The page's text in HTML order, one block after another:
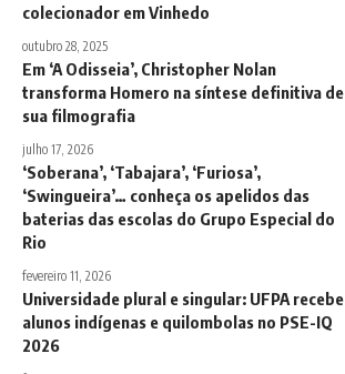
colecionador em Vinhedo
outubro 28, 2025
Em ‘A Odisseia’, Christopher Nolan
transforma Homero na síntese definitiva de
sua filmografia
julho 17, 2026
‘Soberana’, ‘Tabajara’, ‘Furiosa’,
‘Swingueira’… conheça os apelidos das
baterias das escolas do Grupo Especial do
Rio
fevereiro 11, 2026
Universidade plural e singular: UFPA recebe
alunos indígenas e quilombolas no PSE-IQ
2026